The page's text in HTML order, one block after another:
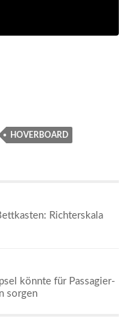
HOVERBOARD
Richterskala
könnte für Passagier-
sorgen